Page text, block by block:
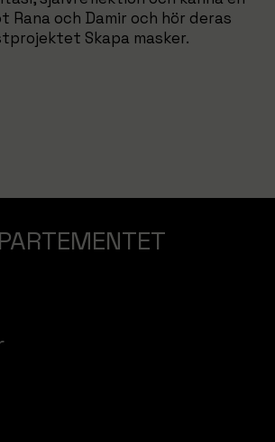
Rana och Damir och hör deras
Skapa masker.